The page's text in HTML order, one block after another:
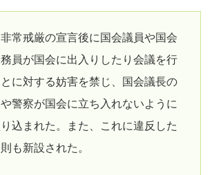
常戒厳の宣言後に国会議員や国会
員が国会に出入りしたり会議を行
に対する妨害を禁じ、国会議長の
警察が国会に立ち入れないように
込まれた。また、これに違反した
も新設された。